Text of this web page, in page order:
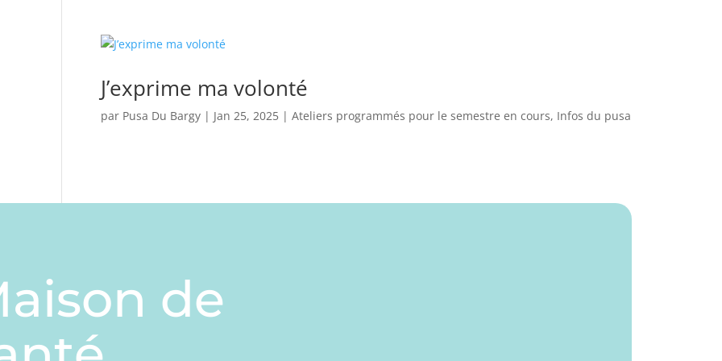
J’exprime ma volonté
par Pusa Du Bargy | Jan 25, 2025 |Ateliers programmés pour le semestre en cours, Infos du pusa
de